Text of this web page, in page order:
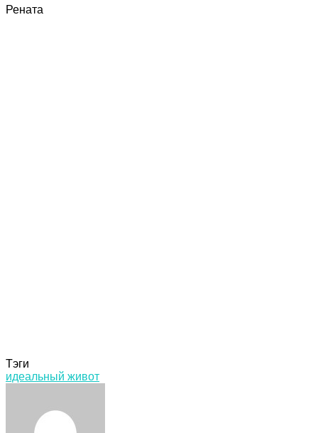
Рената
Тэги
идеальный живот